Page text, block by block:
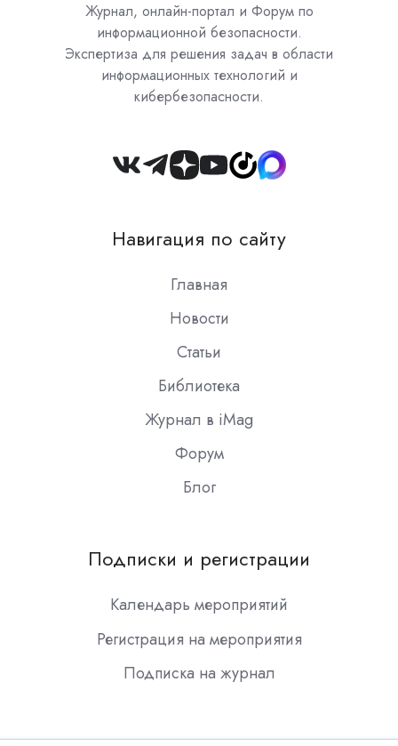
Журнал, онлайн-портал и Форум по
информационной безопасности.
Экспертиза для решения задач в области
информационных технологий и
кибербезопасности.
Join
Slack
Навигация по сайту
Главная
Новости
Статьи
Библиотека
Журнал в iMag
Форум
Блог
Подписки и регистрации
Календарь мероприятий
Регистрация на мероприятия
Подписка на журнал